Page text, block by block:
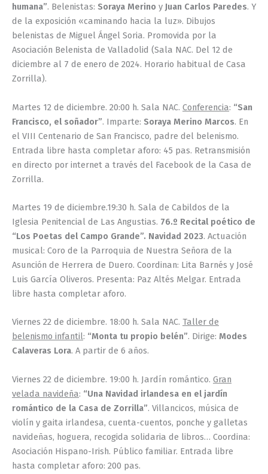
humana”. Belenistas: Soraya Merino y Juan Carlos Paredes. Y
de la exposición «caminando hacia la luz». Dibujos
belenistas de Miguel Ángel Soria. Promovida por la
Asociación Belenista de Valladolid (Sala NAC. Del 12 de
diciembre al 7 de enero de 2024. Horario habitual de Casa
Zorrilla).
Martes 12 de diciembre. 20:00 h. Sala NAC. Conferencia: “San
Francisco, el soñador”. Imparte: Soraya Merino Marcos. En
el VIII Centenario de San Francisco, padre del belenismo.
Entrada libre hasta completar aforo: 45 pas. Retransmisión
en directo por internet a través del Facebook de la Casa de
Zorrilla.
Martes 19 de diciembre.19:30 h. Sala de Cabildos de la
Iglesia Penitencial de Las Angustias. 76.º Recital poético de
“Los Poetas del Campo Grande”. Navidad 2023. Actuación
musical: Coro de la Parroquia de Nuestra Señora de la
Asunción de Herrera de Duero. Coordinan: Lita Barnés y José
Luis García Oliveros. Presenta: Paz Altés Melgar. Entrada
libre hasta completar aforo.
Viernes 22 de diciembre. 18:00 h. Sala NAC. Taller de
belenismo infantil: “Monta tu propio belén”. Dirige: Modes
Calaveras Lora. A partir de 6 años.
Viernes 22 de diciembre. 19:00 h. Jardín romántico. Gran
velada navideña: “Una Navidad irlandesa en el jardín
romántico de la Casa de Zorrilla”. Villancicos, música de
violín y gaita irlandesa, cuenta-cuentos, ponche y galletas
navideñas, hoguera, recogida solidaria de libros… Coordina:
Asociación Hispano-Irish. Público familiar. Entrada libre
hasta completar aforo: 200 pas.